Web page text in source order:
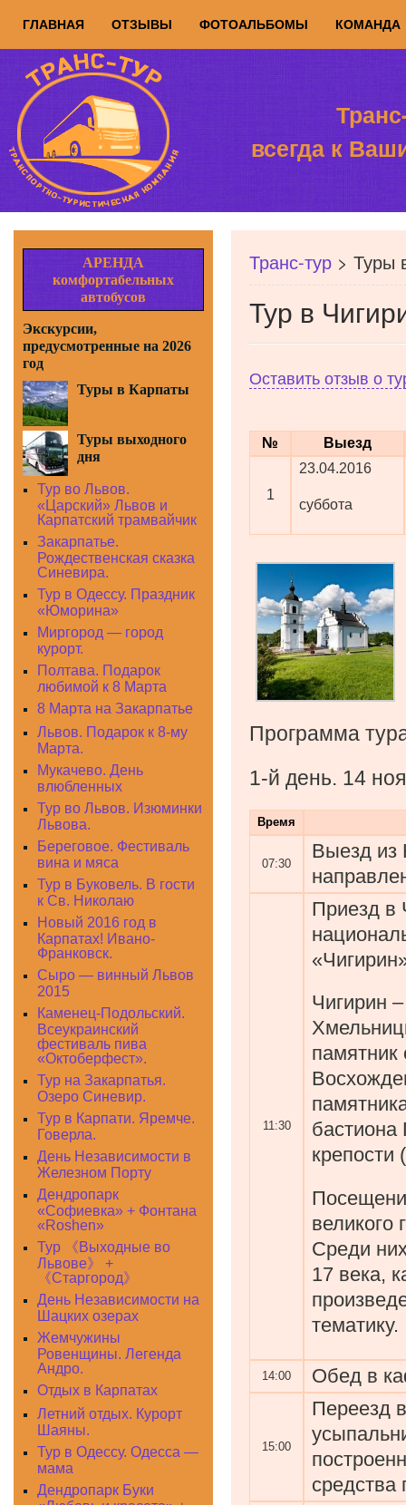
ГЛАВНАЯ ОТЗЫВЫ ФОТОАЛЬБОМЫ КОМАНДА
всегда к
АРЕНДА
комфортабельных
автобусов
Экскурсии,
предусмотренные на 2026
год
Туры в Карпаты
Туры выходного
дня
Тур во Львов.
«Царский» Львов и
Карпатский трамвайчик
Закарпатье.
Рождественская сказка
Синевира.
Тур в Одессу. Праздник
«Юморина»
Миргород — город
курорт.
Полтава. Подарок
любимой к 8 Марта
8 Марта на Закарпатье
Львов. Подарок к 8-му
Марта.
Мукачево. День
влюбленных
Тур во Львов. Изюминки
Львова.
Береговое. Фестиваль
вина и мяса
Тур в Буковель. В гости
к Св. Николаю
Новый 2016 год в
Карпатах! Ивано-
Франковск.
Сыро — винный Львов
2015
Каменец-Подольский.
Всеукраинский
фестиваль пива
«Октоберфест».
Тур на Закарпатья.
Озеро Синевир.
Тур в Карпати. Яремче.
Говерла.
День Независимости в
Железном Порту
Дендропарк
«Софиевка» + Фонтана
«Roshen»
Тур 《Выходные во
Львове》 +
《Старгород》
День Независимости на
Шацких озерах
Жемчужины
Ровенщины. Легенда
Андро.
Отдых в Карпатах
Летний отдых. Курорт
Шаяны.
Тур в Одессу. Одесса —
мама
Дендропарк Буки
Транс-тур > Туры
Тур в
Оставить отзыв о
№ Выезд
1
23.04.2016
суббота
Программа
1-й день. 14
Время
07:30
Выезд из
11:30
Приезд в
Чигирин
памятник
бастиона
крепости
великого
Среди
17 века,
тематику.
14:00 Обед в
15:00
Переезд
средства